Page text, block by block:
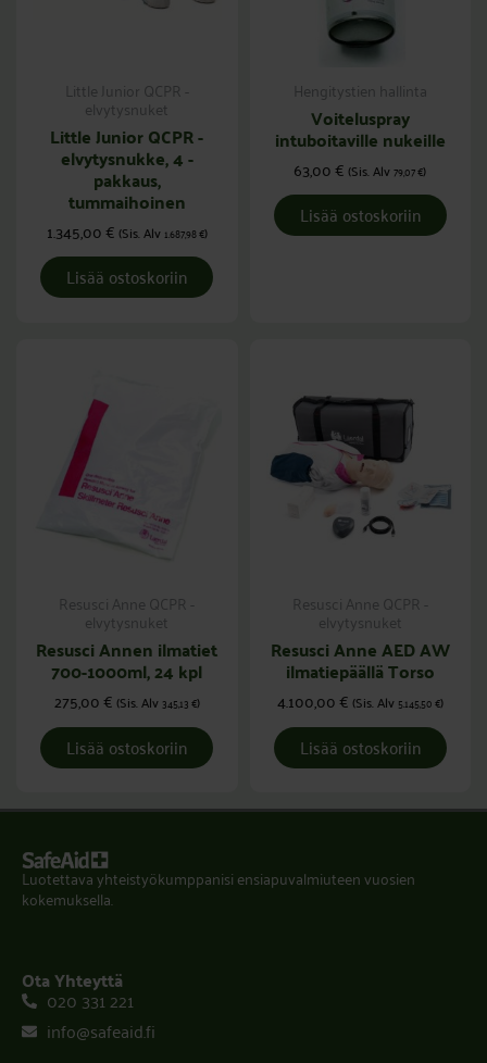
Little Junior QCPR -
elvytysnuket
Little Junior QCPR -
elvytysnukke, 4 -
pakkaus,
tummaihoinen
1.345,00€(Sis. Alv 1.687,98€)
Lisää ostoskoriin
Hengitystien hallinta
Voiteluspray
intuboitaville nukeille
63,00€ (Sis. Alv79,07€)
Lisää ostoskoriin
Resusci Anne QCPR -
elvytysnuket
Resusci Annen ilmatiet
700-1000ml, 24 kpl
275,00€(Sis. Alv 345,13€)
Lisää ostoskoriin
Resusci Anne QCPR -
elvytysnuket
Resusci Anne AED AW
ilmatiepäällä Torso
4.100,00€(Sis. Alv 5.145,50€)
Lisää ostoskoriin
Luotettava yhteistyökumppanisi ensiapuvalmiuteen vuosien
kokemuksella.
Ota Yhteyttä
020 331 221
info@safeaid.fi